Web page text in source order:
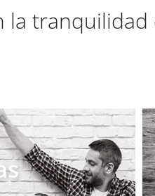
la tranquilidad